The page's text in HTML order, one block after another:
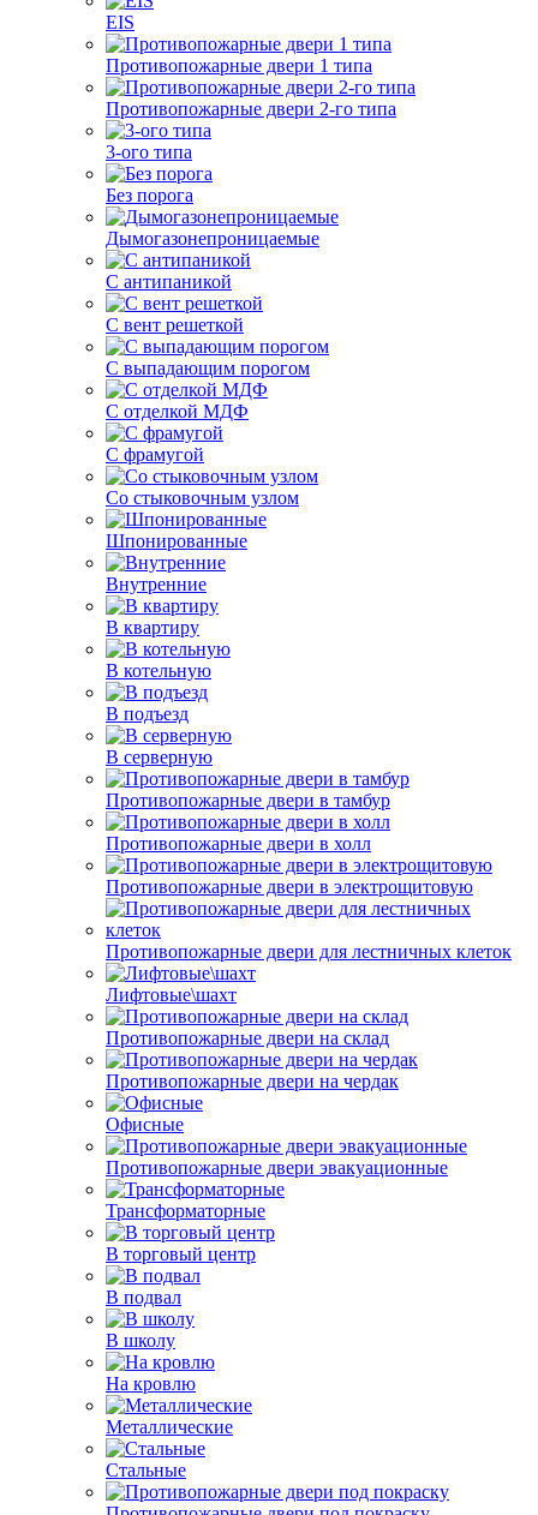
EIS
Противопожарные двери 1 типа
Противопожарные двери 2-го типа
3-ого типа
Без порога
Дымогазонепроницаемые
С антипаникой
С вент решеткой
С выпадающим порогом
С отделкой МДФ
С фрамугой
Со стыковочным узлом
Шпонированные
Внутренние
В квартиру
В котельную
В подъезд
В серверную
Противопожарные двери в тамбур
Противопожарные двери в холл
Противопожарные двери в электрощитовую
Противопожарные двери для лестничных клеток
Лифтовые\шахт
Противопожарные двери на склад
Противопожарные двери на чердак
Офисные
Противопожарные двери эвакуационные
Трансформаторные
В торговый центр
В подвал
В школу
На кровлю
Металлические
Стальные